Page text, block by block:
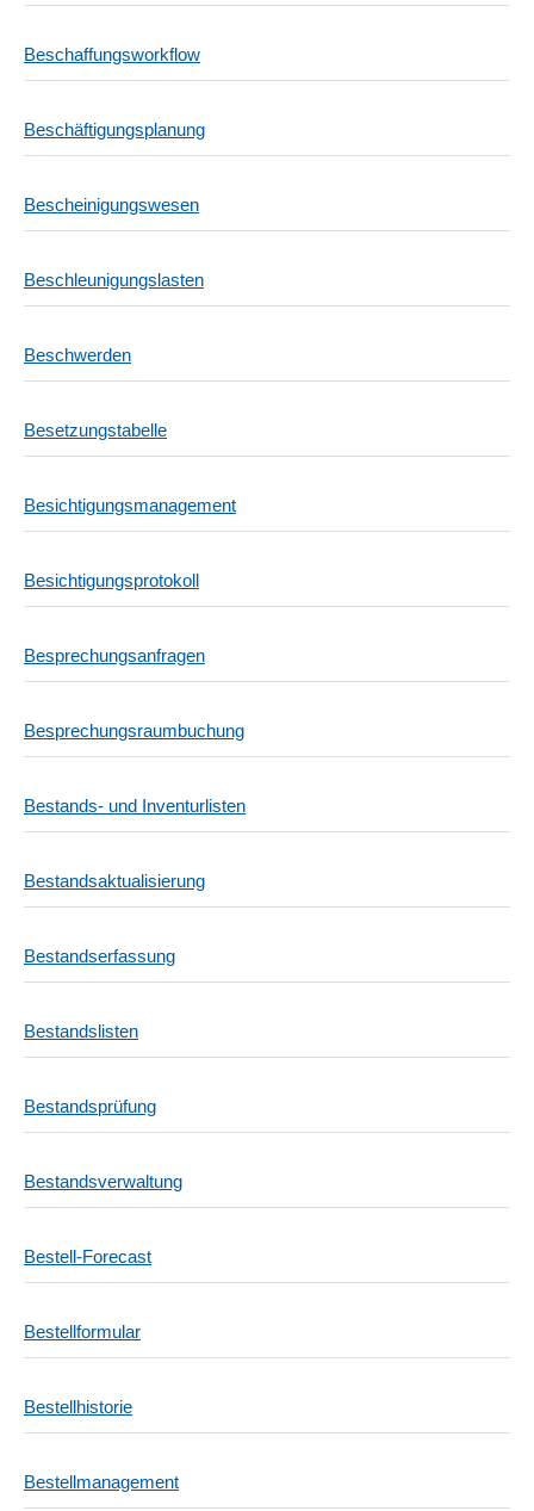
Beschaffungsworkflow
Beschäftigungsplanung
Bescheinigungswesen
Beschleunigungslasten
Beschwerden
Besetzungstabelle
Besichtigungsmanagement
Besichtigungsprotokoll
Besprechungsanfragen
Besprechungsraumbuchung
Bestands- und Inventurlisten
Bestandsaktualisierung
Bestandserfassung
Bestandslisten
Bestandsprüfung
Bestandsverwaltung
Bestell-Forecast
Bestellformular
Bestellhistorie
Bestellmanagement